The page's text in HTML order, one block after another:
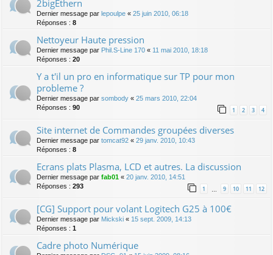
2bigEthern
Dernier message par lepoulpe « 25 juin 2010, 06:18
Réponses : 8
Nettoyeur Haute pression
Dernier message par Phil.S-Line 170 « 11 mai 2010, 18:18
Réponses : 20
Y a t'il un pro en informatique sur TP pour mon
probleme ?
Dernier message par sombody « 25 mars 2010, 22:04
Réponses : 90 1 2 3 4
Site internet de Commandes groupées diverses
Dernier message par tomcat92 « 29 janv. 2010, 10:43
Réponses : 8
Ecrans plats Plasma, LCD et autres. La discussion
Dernier message par fab01 « 20 janv. 2010, 14:51
Réponses : 293 1 … 9 10 11 12
[CG] Support pour volant Logitech G25 à 100€
Dernier message par Mickski « 15 sept. 2009, 14:13
Réponses : 1
Cadre photo Numérique